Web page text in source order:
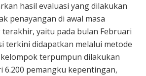
hasil evaluasi yang dilakukan
penayangan di awal masa
terakhir, yaitu pada bulan Februari
terkini didapatkan melalui metode
terpumpun dilakukan
6.200 pemangku kepentingan,